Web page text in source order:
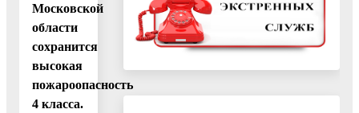
Московской
области
сохранится
высокая
пожароопасность
4 класса.